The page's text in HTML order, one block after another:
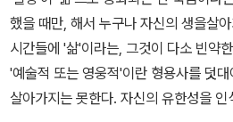
죽을 때와 자리를 찾아가듯 모비 딕과
렸던 저주는 이루어집니다. 둘 중 하나
도 에이해브 선장과 모비 딕의 대결에
지 잘 알지 못합니다. 광기와 복수심으
세를 부리며 떵떵거리는가. 오오! 나는
나는 반항하면서 복종하고, 동정하면서
독한 비애를 읽기 때문이다. 내가 그런
쭈글쭈글 시들어버릴 것이다. 그래도
르는 것이다. 작은 금붕어가 어항 속을
로 쳐 박혔다가안구 돌출 후 물 위로 떠 오르는
인 암시 매력적인 시선이 될 수도 있다. ;;
례의 피를 태우듯이 게걸스럽게 빨아들
친 듯이 외쳤다. '모든 것을 파괴하지만
너에게 달려간다. 나는 끝까지 너와 맞붙
서 너를 찔러 죽이고, 증오를 위해 내 마
마.'
했을 때만, 해서 누구나 자신의 생을살
시간들에 '삶'이라는, 그것이 다소 빈약
'예술적 또는 영웅적'이란 형용사를 덧
살아가지는 못한다. 자신의 유한성을